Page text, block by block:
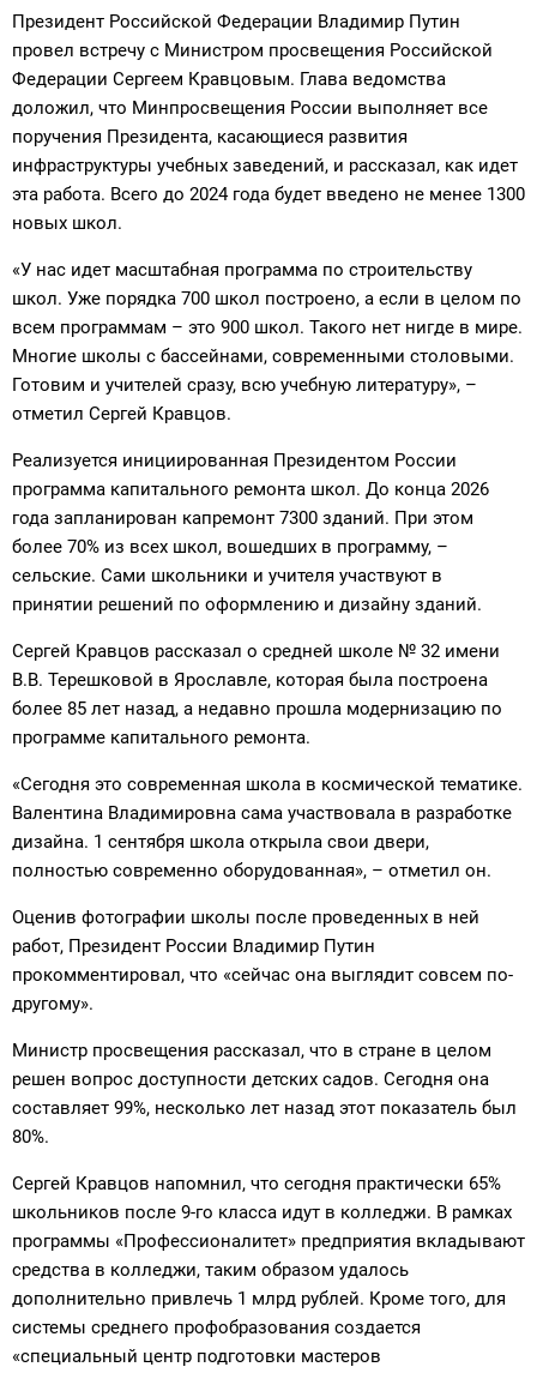
Президент Российской Федерации Владимир Путин
провел встречу с Министром просвещения Российской
Федерации Сергеем Кравцовым. Глава ведомства
доложил, что Минпросвещения России выполняет все
поручения Президента, касающиеся развития
инфраструктуры учебных заведений, и рассказал, как идет
эта работа. Всего до 2024 года будет введено не менее 1300
новых школ.
«У нас идет масштабная программа по строительству
школ. Уже порядка 700 школ построено, а если в целом по
всем программам – это 900 школ. Такого нет нигде в мире.
Многие школы с бассейнами, современными столовыми.
Готовим и учителей сразу, всю учебную литературу», –
отметил Сергей Кравцов.
Реализуется инициированная Президентом России
программа капитального ремонта школ. До конца 2026
года запланирован капремонт 7300 зданий. При этом
более 70% из всех школ, вошедших в программу, –
сельские. Сами школьники и учителя участвуют в
принятии решений по оформлению и дизайну зданий.
Сергей Кравцов рассказал о средней школе № 32 имени
В.В. Терешковой в Ярославле, которая была построена
более 85 лет назад, а недавно прошла модернизацию по
программе капитального ремонта.
«Сегодня это современная школа в космической тематике.
Валентина Владимировна сама участвовала в разработке
дизайна. 1 сентября школа открыла свои двери,
полностью современно оборудованная», – отметил он.
Оценив фотографии школы после проведенных в ней
работ, Президент России Владимир Путин
прокомментировал, что «сейчас она выглядит совсем по-
другому».
Министр просвещения рассказал, что в стране в целом
решен вопрос доступности детских садов. Сегодня она
составляет 99%, несколько лет назад этот показатель был
80%.
Сергей Кравцов напомнил, что сегодня практически 65%
школьников после 9-го класса идут в колледжи. В рамках
программы «Профессионалитет» предприятия вкладывают
средства в колледжи, таким образом удалось
дополнительно привлечь 1 млрд рублей. Кроме того, для
системы среднего профобразования создается
«специальный центр подготовки мастеров